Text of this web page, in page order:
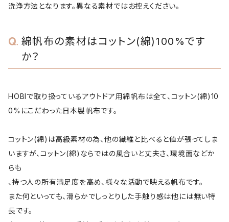
洗浄方法となります。異なる素材ではお控えください。
綿帆布の素材はコットン(綿)100%です
か？
HOBIで取り扱っているアウトドア用綿帆布は全て、コットン(綿)10
0%にこだわった日本製帆布です。
コットン(綿)は高級素材の為、他の繊維と比べると値が張ってしま
いますが、コットン(綿)ならではの風合いと丈夫さ、環境面などか
らも
、持つ人の所有満足度を高め、様々な活動で映える帆布です。
また何といっても、滑らかでしっとりした手触り感は他には無い特
長です。